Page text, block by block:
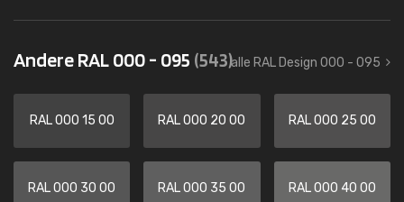
Andere RAL 000 - 095 (543)alle RAL Design 000 - 095
RAL 000 15 00 RAL 000 20 00 RAL 000 25 00
RAL 000 30 00 RAL 000 35 00 RAL 000 40 00